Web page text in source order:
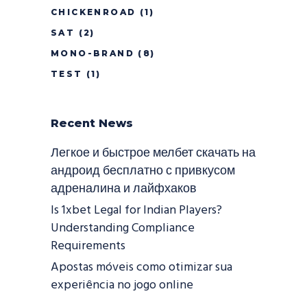
CHICKENROAD (1)
SAT
(2)
MONO-BRAND (8)
TEST
(1)
Recent News
Легкое и быстрое мелбет скачать на
андроид бесплатно с привкусом
адреналина и лайфхаков
Is 1xbet Legal for Indian Players?
Understanding Compliance
Requirements
Apostas móveis como otimizar sua
experiência no jogo online